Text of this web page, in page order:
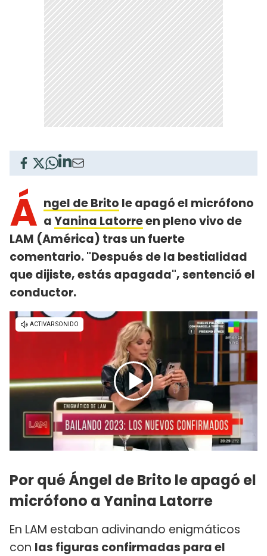
Á ngel de Brito le apagó el micrófono
aYanina Latorreen pleno vivo de
LAM (América) tras un fuerte
comentario. "Después de la bestialidad
que dijiste, estás apagada", sentenció el
conductor.
Por qué Ángel de Brito le apagó el
micrófono a Yanina Latorre
En LAM estaban adivinando enigmáticos
con las figuras confirmadas para el